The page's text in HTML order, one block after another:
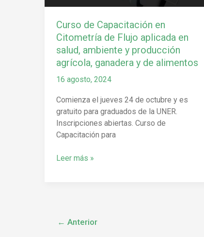
Curso de Capacitación en
Citometría de Flujo aplicada en
salud, ambiente y producción
agrícola, ganadera y de alimentos
16 agosto, 2024
Comienza el jueves 24 de octubre y es
gratuito para graduados de la UNER.
Inscripciones abiertas. Curso de
Capacitación para
en
ambiente
y
producción
agrícola,
ganadera
de
alimentos
Leer más »
← Anterior